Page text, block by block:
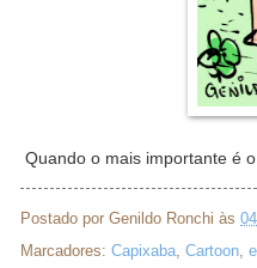
Quando o mais importante é
Postado por Genildo Ronchi às
Marcadores: Capixaba Cartoon